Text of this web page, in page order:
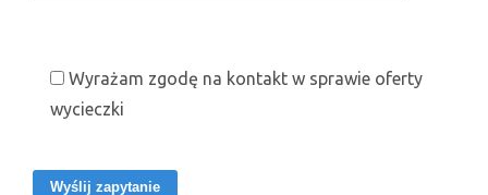
Wyrażam zgodę na kontakt w sprawie oferty
wycieczki